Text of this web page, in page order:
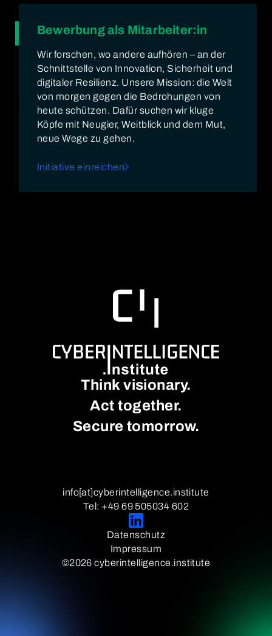
Bewerbung als Mitarbeiter:in
Wir forschen, wo andere aufhören – an der
Schnittstelle von Innovation, Sicherheit und
digitaler Resilienz. Unsere Mission: die Welt
von morgen gegen die Bedrohungen von
heute schützen. Dafür suchen wir kluge
Köpfe mit Neugier, Weitblick und dem Mut,
neue Wege zu gehen.
Initiative einreichen
Think visionary.
Act together.
Secure tomorrow.
©2026 cyberintelligence.institute
Impressum
Datenschutz
Tel: +49 69 505034 602
info[at]cyberintelligence.institute